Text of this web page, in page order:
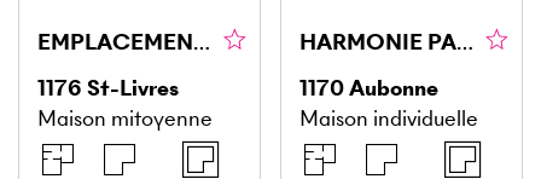
EMPLACEMENT IDÉAL, VUE PANORAMIQUE !
1176 St-Livres
Maison mitoyenne
HARMONIE PARFAITE ENTRE MODERNITÉ ET CARACTÈRE
1170Aubonne
Maison individuelle